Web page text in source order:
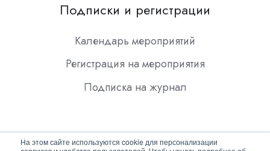
На этом сайте используются cookie для персонализации
Подписки и регистрации
Календарь мероприятий
Регистрация на мероприятия
Подписка на журнал